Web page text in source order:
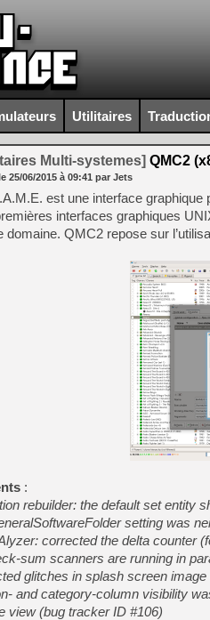
Utilitaires
Multi-systemes] QMC2
25/06/2015 à 09:41 par Jets
est une interface graphique
interfaces graphiques
domaine. QMC2 repose sur
:
rebuilder: the default set entity
setting was
corrected the delta counter
sum scanners are running in
glitches in splash screen
and category-column visibility
view (bug tracker ID #106)